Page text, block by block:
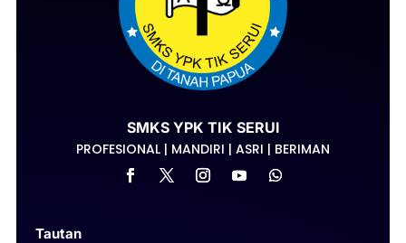
SMKS YPK TIK SERUI
PROFESIONAL | MANDIRI | ASRI | BERIMAN
Tautan